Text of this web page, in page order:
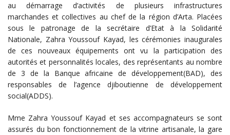
au démarrage d’activités de plusieurs infrastructures
marchandes et collectives au chef de la région d’Arta. Placées
sous le patronage de la secrétaire d’Etat à la Solidarité
Nationale, Zahra Youssouf Kayad, les cérémonies inaugurales
de ces nouveaux équipements ont vu la participation des
autorités et personnalités locales, des représentants au nombre
de 3 de la Banque africaine de développement(BAD), des
responsables de l’agence djiboutienne de développement
social(ADDS).
Mme Zahra Youssouf Kayad et ses accompagnateurs se sont
assurés du bon fonctionnement de la vitrine artisanale, la gare